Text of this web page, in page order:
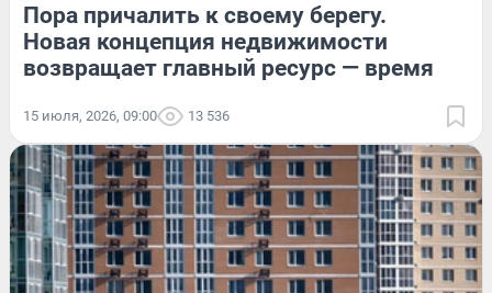
Пора причалить к своему берегу.
Новая концепция недвижимости
возвращает главный ресурс — время
15 июля, 2026, 09:00 13 536